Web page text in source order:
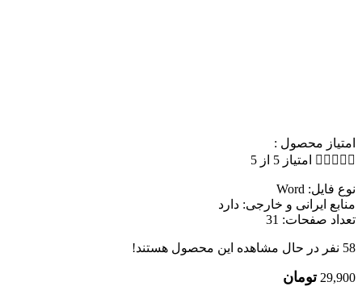
امتیاز محصول :
     امتیاز 5 از 5
نوع فایل: Word
منابع ایرانی و خارجی: دارد
تعداد صفحات: 31
58 نفر در حال مشاهده این محصول هستند!
29,900 تومان